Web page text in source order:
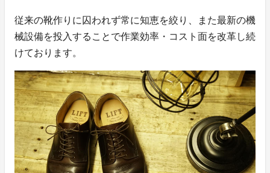
従来の靴作りに囚われず常に知恵を絞り、また最新の機
械設備を投入することで作業効率・コスト面を改革し続
けております。